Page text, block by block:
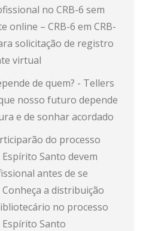
no CRB-6 sem
online – CRB-6 em CRB-
solicitação de registro
virtual
de quem? - Tellers
nosso futuro depende
e de sonhar acordado
do processo
Santo devem
antes de se
Conheça a distribuição
no processo
Santo